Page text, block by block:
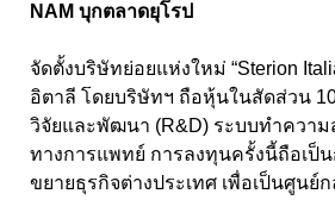
NAM บุกตลาดยุโรป
จัดตั้งบริษัทย่อยแห่งใหม่ “Sterion
อิตาลี โดยบริษัทฯ ถือหุ้นในสัดส่วน
วิจัยและพัฒนา (R&D) ระบบทำความ
ทางการแพทย์ การลงทุนครั้งนี้ถือเป็
ขยายธุรกิจต่างประเทศ เพื่อเป็นศูนย์